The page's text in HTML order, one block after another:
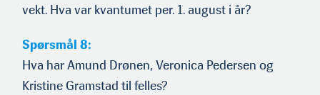
vekt. Hva var kvantumet per. 1. august i år?
Spørsmål 8:
Hva har Amund Drønen, Veronica Pedersen og
Kristine Gramstad til felles?